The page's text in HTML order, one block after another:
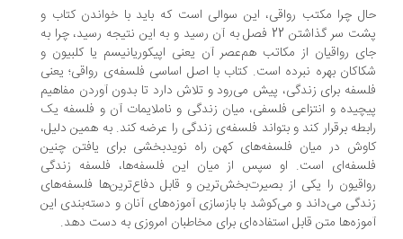
چرا مکتب رواقی، این سوالی است که باید با خواندن کتاب و
پشت سر گذاشتن 22 فصل به آن رسید و به این نتیجه رسید، چرا به
رواقیان از مکاتب هم‌عصر آن یعنی اپیکوریانیسم یا کلبیون و
بهره نبرده است. کتاب با اصل اساسی فلسفه‌ی رواقی؛ یعنی
برای زندگی، پیش می‌رود و تلاش دارد تا بدون آوردن مفاهیم
و انتزاعی فلسفی، میان زندگی و ناملایمات آن و فلسفه یک
برقرار کند و بتواند فلسفه‌ی زندگی را عرضه کند. به همین دلیل،
در میان فلسفه‌های کهن راه نویدبخشی برای یافتن چنین
است. او سپس از میان این فلسفه‌ها، فلسفه زندگی
را یکی از بصیرت‌بخش‌ترین و قابل دفاع‌ترین‌ها فلسفه‌های
می‌داند و می‌کوشد با بازسازی آموزه‌های آنان و دسته‌بندی این
متن قابل استفاده‌ای برای مخاطبان امروزی به دست دهد.